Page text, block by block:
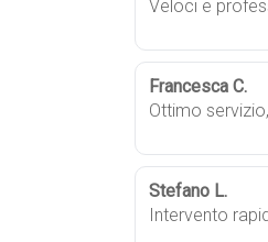
Veloci e
Francesca C.
Ottimo
Stefano L.
Intervento